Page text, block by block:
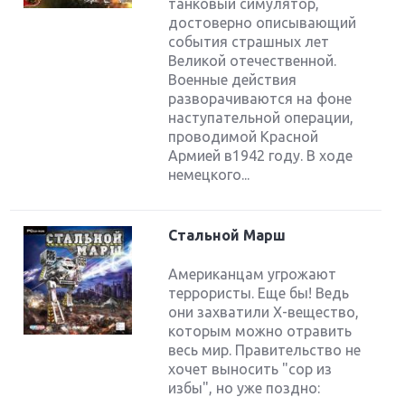
танковый симулятор,
достоверно описывающий
события страшных лет
Великой отечественной.
Военные действия
разворачиваются на фоне
наступательной операции,
проводимой Красной
Армией в1942 году. В ходе
немецкого...
Стальной Марш
Американцам угрожают
террористы. Еще бы! Ведь
они захватили Х-вещество,
которым можно отравить
весь мир. Правительство не
хочет выносить "сор из
избы", но уже поздно: